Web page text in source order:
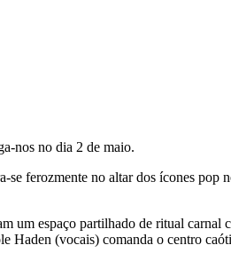
nos no dia 2 de maio.
se ferozmente no altar dos ícones pop
um espaço partilhado de ritual
Haden (vocais) comanda o centro